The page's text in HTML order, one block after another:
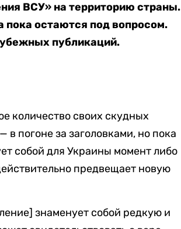
ВСУ» на территорию страны.
остаются под вопросом.
публикаций.
количество своих скудных
погоне за заголовками, но пока
собой для Украины момент либо
предвещает новую
знаменует собой редкую и